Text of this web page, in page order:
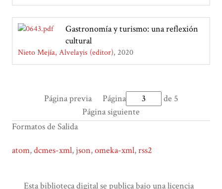
Gastronomía y turismo: una reflexión
cultural
Nieto Mejía, Alvelayis (editor) 2020
Página previa Página
de 5
Página siguiente
Formatos de Salida
atom,dcmes-xml, json,omeka-xml,rss2
Esta biblioteca digital se publica bajo una licencia